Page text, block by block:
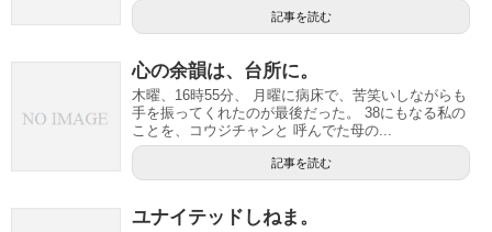
記事を読む
心の余韻は、台所に。
木曜、16時55分、 月曜に病床で、苦笑いしながらも
手を振ってくれたのが最後だった。 38にもなる私の
ことを、コウジチャンと 呼んでた母の...
記事を読む
ユナイテッドしねま。